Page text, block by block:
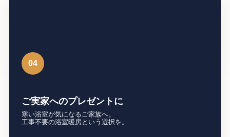
04
ご実家へのプレゼントに
寒い浴室が気になるご家族へ。
工事不要の浴室暖房という選択を。